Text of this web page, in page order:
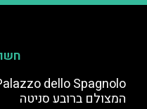
המצולם ברובע סניטה